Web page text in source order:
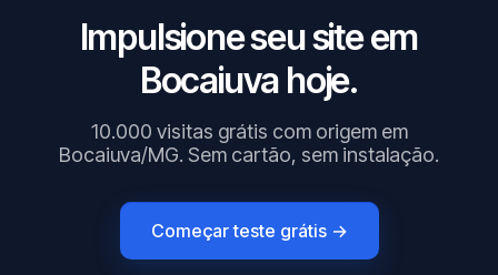
Impulsione seu site em
Bocaiuva hoje.
10.000 visitas grátis com origem em
Bocaiuva/MG. Sem cartão, sem instalação.
Começar teste grátis →